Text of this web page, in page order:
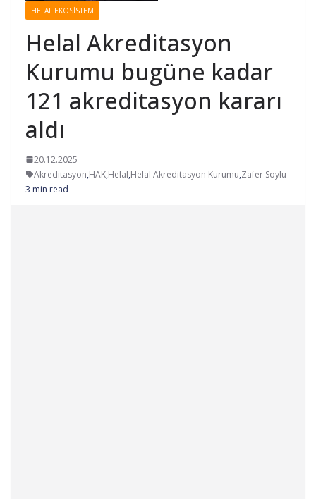
HELAL EKOSISTEM
Helal Akreditasyon
Kurumu bugüne kadar
121 akreditasyon kararı
aldı
20.12.2025
Akreditasyon,HAK,Helal,Helal Akreditasyon Kurumu,Zafer Soylu
3 min read